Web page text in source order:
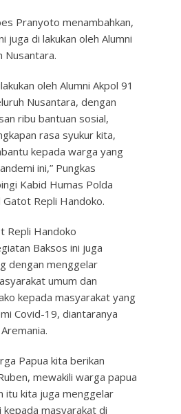
Pranyoto menambahkan,
juga di lakukan oleh Alumni
Nusantara.
oleh Alumni Akpol 91
Nusantara, dengan
ribu bantuan sosial,
rasa syukur kita,
kepada warga yang
ini,” Pungkas
Kabid Humas Polda
Gatot Repli Handoko.
Repli Handoko
Baksos ini juga
dengan menggelar
umum dan
kepada masyarakat yang
Covid-19, diantaranya
Papua kita berikan
mewakili warga papua
itu kita juga menggelar
kepada masyarakat di